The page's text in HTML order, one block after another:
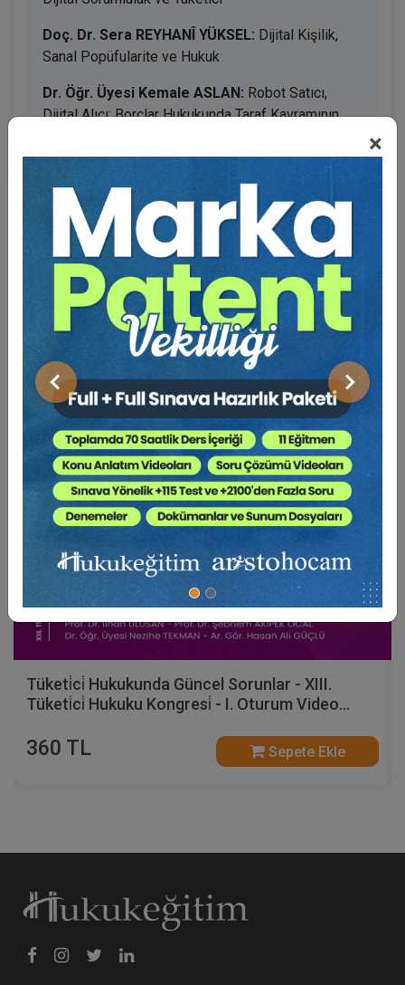
×
Önceki Sonraki
Doç. Dr. Sera REYHANÎ YÜKSEL: Dijital Kişilik,
Sanal Popüfularite ve Hukuk
Dr. Öğr. Üyesi Kemale ASLAN: Robot Satıcı,
Dijital Alıcı: Borçlar Hukukunda Taraf Kavramının
BENZER VIDEO EĞITIMLER
Video Eğitim Abonesi Ol: Sadece 5490 TL / Yıllık
Tüketici Hukuku Enstitüsü
Tüketi̇ci̇ Hukukunda Güncel Sorunlar - XIII.
Tüketi̇ci̇ Hukuku Kongresi̇ - I. Oturum Video
360 TL Sepete Ekle